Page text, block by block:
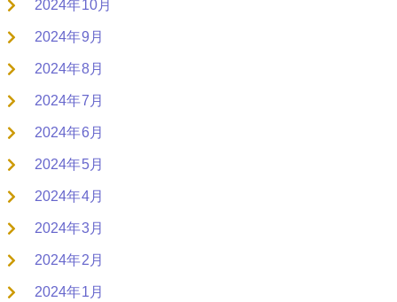
2024年10月
2024年9月
2024年8月
2024年7月
2024年6月
2024年5月
2024年4月
2024年3月
2024年2月
2024年1月